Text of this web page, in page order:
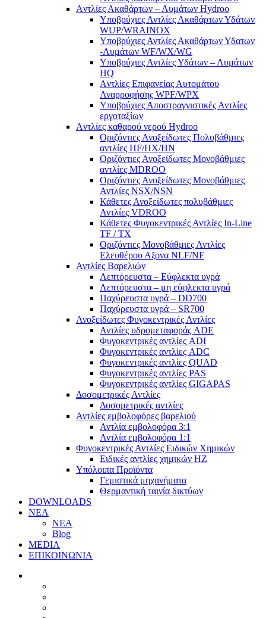
Aντλίες Ακαθάρτων – Λυμάτων Hydroo
Υποβρύχιες Αντλίες Ακαθάρτων Υδάτων
WUP/WRAINOX
Υποβρύχιες Αντλίες Ακαθάρτων Υδατων
-Λυμάτων WF/WX/WG
Yποβρύχιες Αντλίες Υδάτων – Λυμάτων
ΗQ
Aντλίες Επιφανείας Αυτομάτου
Αναρροφήσης WPF/WPX
Υποβρύχιες Αποστραγγιστικές Αντλίες
εργοταξίων
Aντλίες καθαρού νερού Ηydroo
Οριζόντιες Ανοξείδωτες Πολυβάθμιες
αντλίες ΗF/HX/HN
Οριζόντιες Ανοξείδωτες Μονοβάθμιες
αντλίες ΜDROO
Οριζόντιες Ανοξείδωτες Μονοβάθμιες
Αντλίες ΝSX/NSN
Κάθετες Ανοξείδωτες πολυβάθμιες
Αντλίες VDROO
Κάθετες Φυγοκεντρικές Αντλίες In-Line
TF / TX
Oριζόντιες Μονοβάθμιες Αντλίες
Ελευθέρου Αξονα NLF/NF
Αντλίες Βαρελιών
Λεπτόρευστα – Εύφλεκτα υγρά
Λεπτόρευστα – μη εύφλεκτα υγρά
Παχύρευστα υγρά – DD700
Παχύρευστα υγρά – SR700
Ανοξείδωτες Φυγοκεντρικές Αντλίες
Αντλίες υδρομεταφοράς ADE
Φυγοκεντρικές αντλίες ADI
Φυγοκεντρικές αντλίες ADC
Φυγοκεντρικές αντλίες QUAD
Φυγοκεντρικές αντλίες PAS
Φυγοκεντρικές αντλίες GIGAPAS
Δοσομετρικές Αντλίες
Δοσομετρικές αντλίες
Αντλίες εμβολοφόρες βαρελιού
Αντλία εμβολοφόρα 3:1
Αντλία εμβολοφόρα 1:1
Φυγοκεντρικές Αντλίες Ειδικών Χημικών
Ειδικές αντλίες χημικών ΗΖ
Υπόλοιπα Προϊόντα
Γεμιστικά μηχανήματα
Θερμαντική ταινία δικτύων
DOWNLOADS
ΝΕΑ
ΝΕΑ
Blog
MEDIA
ΕΠΙΚΟΙΝΩΝΙΑ